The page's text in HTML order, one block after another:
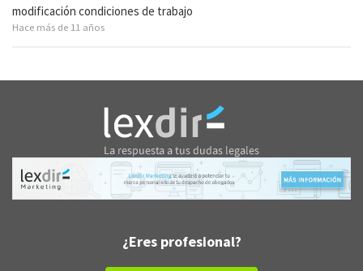
modificación condiciones de trabajo
Hace más de 11 años
¿Eres profesional?